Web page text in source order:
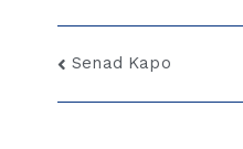
Senad Kapo